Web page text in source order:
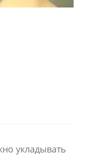
укладывать